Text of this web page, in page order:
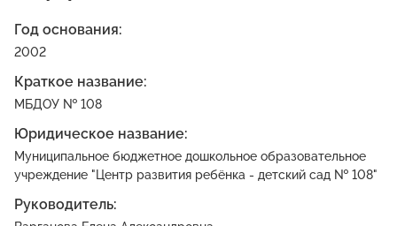
Год основания:
2002
Краткое название:
МБДОУ № 108
Юридическое название:
Муниципальное бюджетное дошкольное образовательное
учреждение "Центр развития ребёнка - детский сад № 108"
Руководитель: